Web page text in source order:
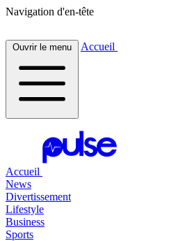
Navigation d'en-tête
Ouvrir le menu Accueil
Accueil
News
Divertissement
Lifestyle
Business
Sports